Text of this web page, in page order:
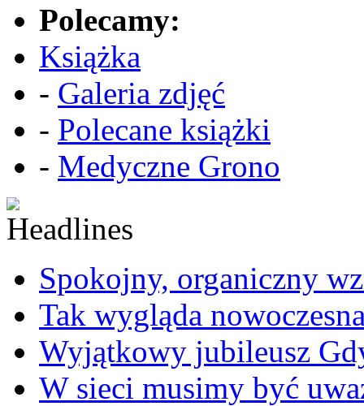
Polecamy:
Książka
- Galeria zdjęć
- Polecane książki
- Medyczne Grono
Spokojny, organiczny
Tak wygląda
Wyjątkowy jubileusz
W sieci musimy być